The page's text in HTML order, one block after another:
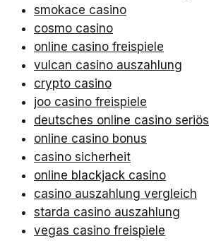
smokace casino
cosmo casino
online casino freispiele
vulcan casino auszahlung
crypto casino
joo casino freispiele
deutsches online casino seriös
online casino bonus
casino sicherheit
online blackjack casino
casino auszahlung vergleich
starda casino auszahlung
vegas casino freispiele